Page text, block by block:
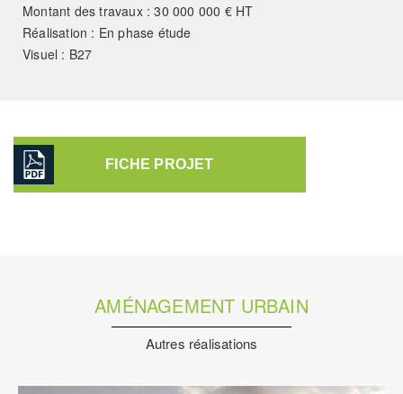
Montant des travaux : 30 000 000 € HT
Réalisation : En phase étude
Visuel : B27
FICHE PROJET
AMÉNAGEMENT URBAIN
Autres réalisations